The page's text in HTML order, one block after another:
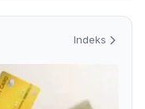
Indeks